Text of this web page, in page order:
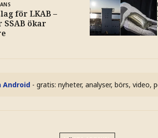
för LKAB –
ökar
Android - gratis: nyheter, analyser, börs, video,